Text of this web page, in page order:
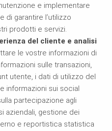
e implementare
di garantire l’utilizzo
prodotti e servizi.
del cliente e analisi
le vostre informazioni di
sulle transazioni,
utente, i dati di utilizzo del
informazioni sui social
partecipazione agli
aziendali, gestione dei
e reportistica statistica